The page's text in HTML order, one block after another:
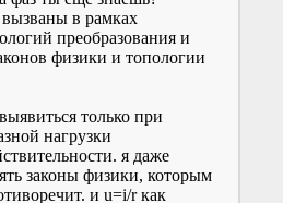
в рамках
преобразования и
физики и топологии
только при
нагрузки
я даже
законы физики, которым
и u=i/r как